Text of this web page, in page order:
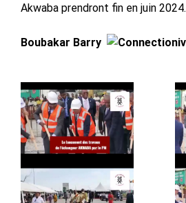
Akwaba prendront fin en juin 2024.
Boubakar Barry